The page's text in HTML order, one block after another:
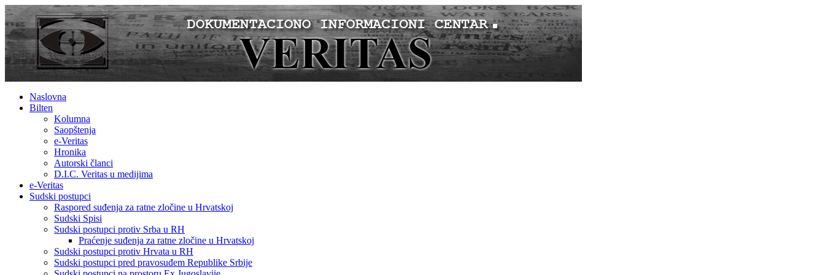
Naslovna
Bilten
Kolumna
Saopštenja
e-Veritas
Hronika
Autorski članci
D.I.C. Veritas u medijima
e-Veritas
Sudski postupci
Raspored suđenja za ratne zločine u Hrvatskoj
Sudski Spisi
Sudski postupci protiv Srba u RH
Praćenje suđenja za ratne zločine u Hrvatskoj
Sudski postupci protiv Hrvata u RH
Sudski postupci pred pravosuđem Republike Srbije